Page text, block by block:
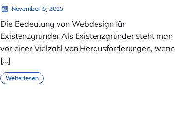
November 6, 2025
Die Bedeutung von Webdesign für
Existenzgründer Als Existenzgründer steht man
vor einer Vielzahl von Herausforderungen, wenn
[…]
Weiterlesen